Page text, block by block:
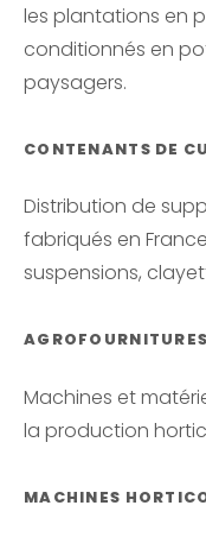
les plantations en
conditionnés en
paysagers.
CONTENANTS DE
Distribution de
fabriqués en
suspensions,
AGROFOURNITURES
Machines et
la production
MACHINES